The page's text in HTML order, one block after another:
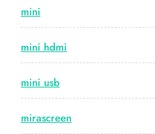
mini
mini hdmi
mini usb
mirascreen